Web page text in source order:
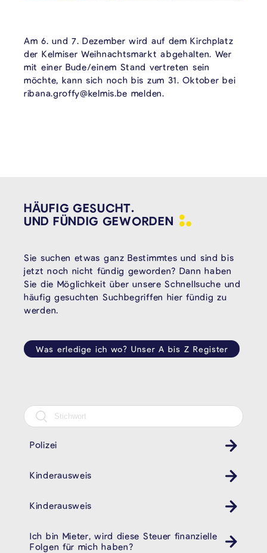
Am 6. und 7. Dezember wird auf dem Kirchplatz
der Kelmiser Weihnachtsmarkt abgehalten. Wer
mit einer Bude/einem Stand vertreten sein
möchte, kann sich noch bis zum 31. Oktober bei
ribana.groffy@kelmis.be melden.
HÄUFIG GESUCHT.
UND FÜNDIG GEWORDEN
Sie suchen etwas ganz Bestimmtes und sind bis
jetzt noch nicht fündig geworden? Dann haben
Sie die Möglichkeit über unsere Schnellsuche und
häufig gesuchten Suchbegriffen hier fündig zu
werden.
Was erledige ich wo? Unser A bis Z Register
Polizei
Revier
Kinderausweis
Kinder Ausweis ID
Kinderausweis
Kinder Ausweis ID
Ich bin Mieter, wird diese Steuer finanzielle
Folgen für mich haben?